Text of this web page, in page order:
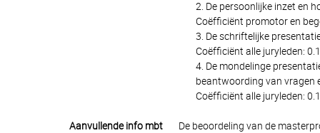
2. De persoonlijke inzet en
Coëfficiënt promotor en
3. De schriftelijke
Coëfficiënt alle juryleden:
4. De mondelinge
beantwoording van vragen
Coëfficiënt alle juryleden:
Aanvullende info mbt
De beoordeling van de